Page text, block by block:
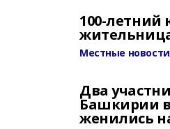
100-
Местные новости
Два
Башкирии
женились